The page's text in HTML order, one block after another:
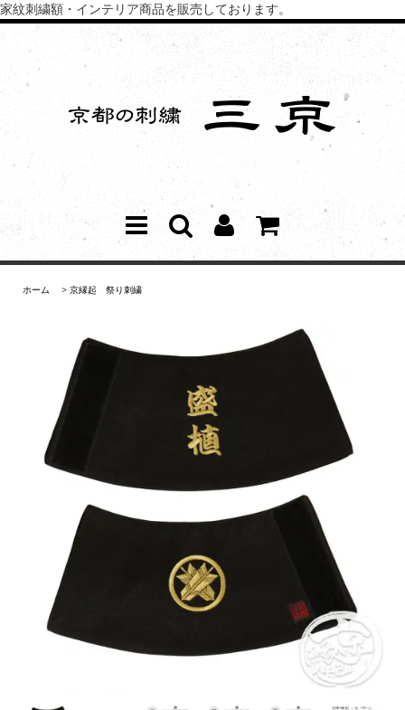
家紋刺繍額・インテリア商品を販売しております。
ホーム > 京縁起 祭り刺繍